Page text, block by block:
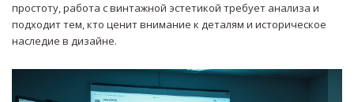
простоту, работа с винтажной эстетикой требует анализа и
подходит тем, кто ценит внимание к деталям и историческое
наследие в дизайне.